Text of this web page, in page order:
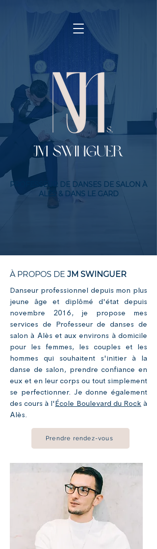
Jm SWINGUER
PROFESSEUR DE DANSES DE SALON À
ALÈS & DANS LE GARD
À PROPOS DE JM SWINGUER
Danseur professionnel depuis mon plus
jeune âge et diplômé d'état depuis
novembre 2016, je propose mes
services de Professeur de danses de
salon à Alès et aux environs à domicile
pour les femmes, les couples et les
hommes qui souhaitent s'initier à la
danse de salon, prendre confiance en
eux et en leur corps ou tout simplement
se perfectionner. Je donne également
des cours à l'École Boulevard du Rock à
Alès.
Prendre rendez-vous